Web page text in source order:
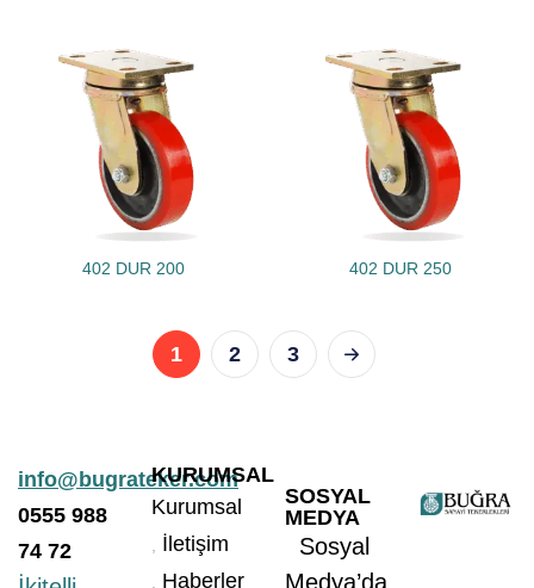
402 DUR 200 402 DUR 250
1 2 3
info@bugrateker.com
0555 988
74 72
KURUMSAL
Kurumsal
İletişim
Haberler
SOSYAL
MEDYA
Sosyal
Medya’da